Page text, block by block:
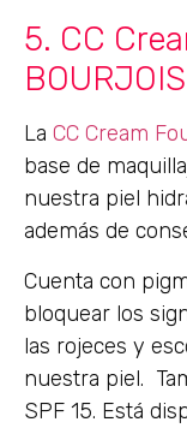
5. CC
BOURJOIS
La CC Cream
base de
nuestra piel
además de
Cuenta con
bloquear los
las rojeces y
nuestra piel.
SPF 15. Está